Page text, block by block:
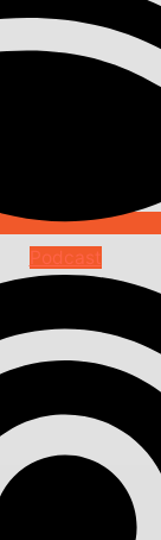
Podcast